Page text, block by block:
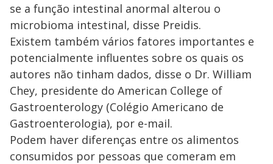
se a função intestinal anormal alterou o
microbioma intestinal, disse Preidis.
Existem também vários fatores importantes e
potencialmente influentes sobre os quais os
autores não tinham dados, disse o Dr. William
Chey, presidente do American College of
Gastroenterology (Colégio Americano de
Gastroenterologia), por e-mail.
Podem haver diferenças entre os alimentos
consumidos por pessoas que comeram em